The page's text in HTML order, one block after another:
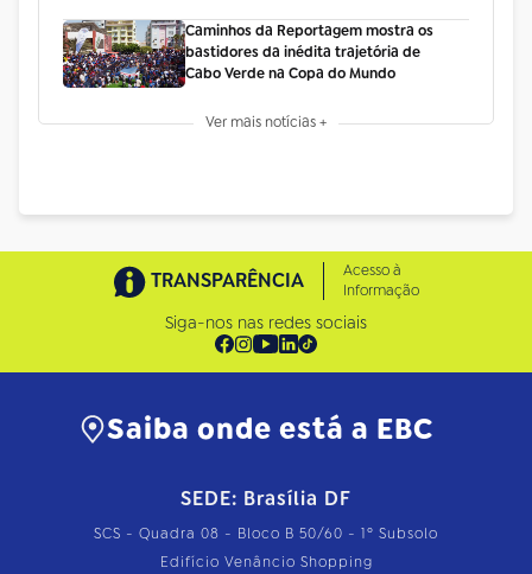
Caminhos da Reportagem mostra os
bastidores da inédita trajetória de
Cabo Verde na Copa do Mundo
Ver mais notícias +
TRANSPARÊNCIA
Acesso à
Informação
Siga-nos nas redes sociais
Saiba onde está a EBC
SEDE: Brasília DF
SCS - Quadra 08 - Bloco B 50/60 - 1º Subsolo
Edifício Venâncio Shopping